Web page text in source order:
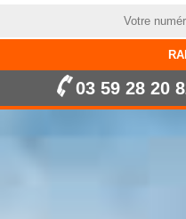
03 59 28 20